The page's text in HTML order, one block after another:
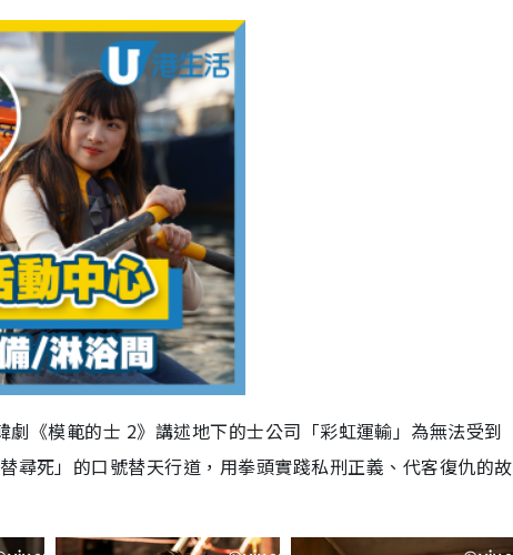
《模範的士 2》講述地下的士公司「彩虹運輸」為無法受到
尋死」的口號替天行道，用拳頭實踐私刑正義、代客復仇的故